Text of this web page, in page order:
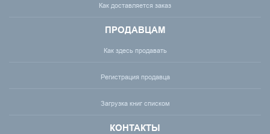
Как доставляется заказ
ПРОДАВЦАМ
Как здесь продавать
Регистрация продавца
Загрузка книг списком
КОНТАКТЫ